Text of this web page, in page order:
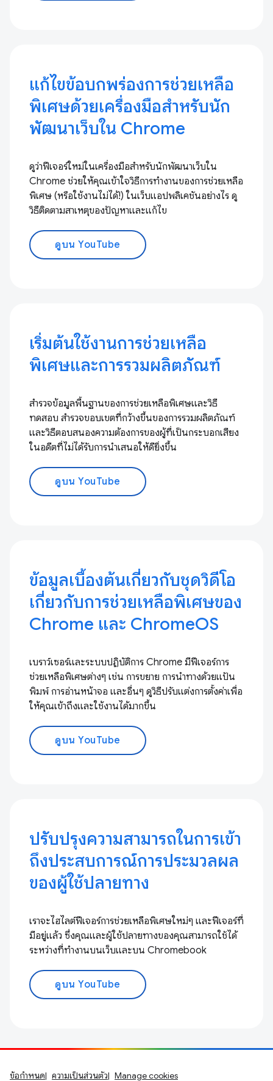
แก้ไขข้อบกพร่องการช่วยเหลือ
พิเศษด้วยเครื่องมือสำหรับนัก
พัฒนาเว็บใน Chrome
ดูว่าฟีเจอร์ใหม่ในเครื่องมือสำหรับนักพัฒนาเว็บใน
Chrome ช่วยให้คุณเข้าใจวิธีการทำงานของการช่วยเหลือ
พิเศษ (หรือใช้งานไม่ได้!) ในเว็บแอปพลิเคชันอย่างไร ดู
วิธีติดตามสาเหตุของปัญหาและแก้ไข
ดูบน YouTube
เริ่มต้นใช้งานการช่วยเหลือ
พิเศษและการรวมผลิตภัณฑ์
สำรวจข้อมูลพื้นฐานของการช่วยเหลือพิเศษและวิธี
ทดสอบ สำรวจขอบเขตที่กว้างขึ้นของการรวมผลิตภัณฑ์
และวิธีตอบสนองความต้องการของผู้ที่เป็นกระบอกเสียง
ในอดีตที่ไม่ได้รับการนำเสนอให้ดียิ่งขึ้น
ดูบน YouTube
ข้อมูลเบื้องต้นเกี่ยวกับชุดวิดีโอ
เกี่ยวกับการช่วยเหลือพิเศษของ
Chrome และ ChromeOS
เบราว์เซอร์และระบบปฏิบัติการ Chrome มีฟีเจอร์การ
ช่วยเหลือพิเศษต่างๆ เช่น การขยาย การนำทางด้วยแป้น
พิมพ์ การอ่านหน้าจอ และอื่นๆ ดูวิธีปรับแต่งการตั้งค่าเพื่อ
ให้คุณเข้าถึงและใช้งานได้มากขึ้น
ดูบน YouTube
ปรับปรุงความสามารถในการเข้า
ถึงประสบการณ์การประมวลผล
ของผู้ใช้ปลายทาง
เราจะไฮไลต์ฟีเจอร์การช่วยเหลือพิเศษใหม่ๆ และฟีเจอร์ที่
มีอยู่แล้ว ซึ่งคุณและผู้ใช้ปลายทางของคุณสามารถใช้ได้
ระหว่างที่ทำงานบนเว็บและบน Chromebook
ดูบน YouTube
ข้อกำหนด ความเป็นส่วนตัว Manage cookies